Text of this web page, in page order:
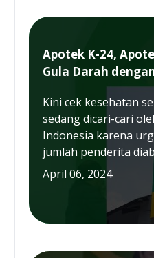
Apotek K-24,
Gula Darah
Kini cek kesehatan
sedang dicari-cari
Indonesia karena
jumlah penderita
April 06, 2024